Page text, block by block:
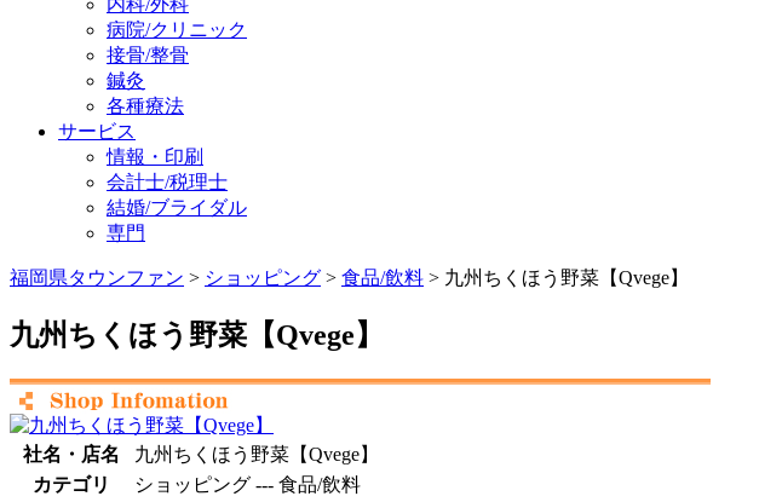
病院/クリニック
接骨/整骨
鍼灸
各種療法
サービス
情報・印刷
会計士/税理士
結婚/ブライダル
専門
福岡県タウンファン > ショッピング > 食品/飲料 > 九州ちくほう野菜【Qvege】
九州ちくほう野菜【Qvege】
社名・店名
九州ちくほう野菜【Qvege】
カテゴリ
ショッピング --- 食品/飲料